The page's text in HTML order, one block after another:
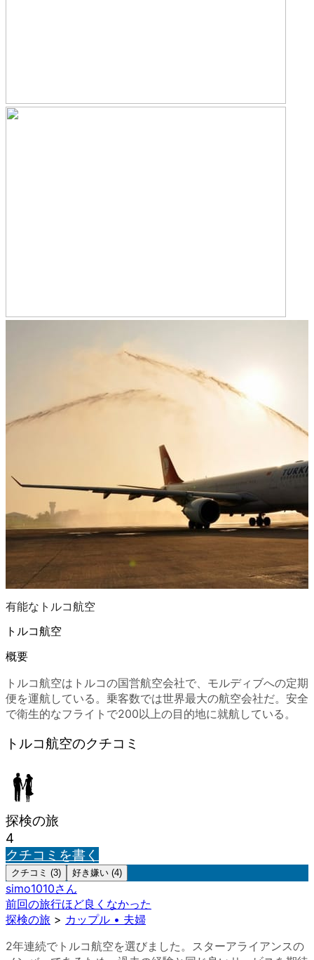
有能なトルコ航空
トルコ航空
概要
トルコ航空はトルコの国営航空会社で、モルディブへの定期
便を運航している。乗客数では世界最大の航空会社だ。安全
で衛生的なフライトで200以上の目的地に就航している。
トルコ航空のクチコミ
探検の旅
4
クチコミを書く
クチコミ (3) 好き嫌い (4)
simo1010さん
前回の旅行ほど良くなかった
探検の旅 > カップル • 夫婦
2年連続でトルコ航空を選びました。スターアライアンスの